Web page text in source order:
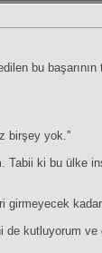
bu
birşey yok.''
ki bu ülke
kutluyorum ve